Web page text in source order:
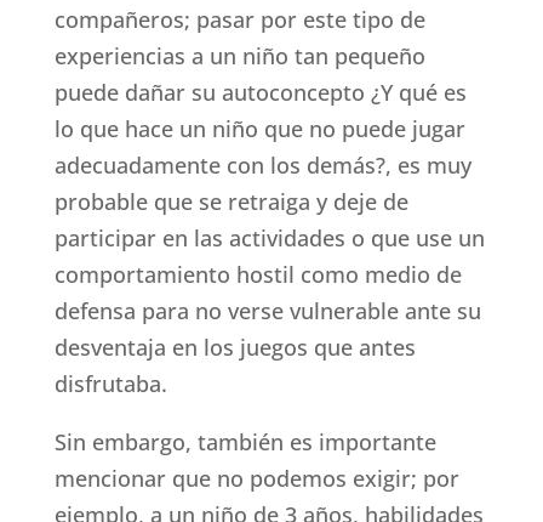
compañeros; pasar por este tipo de
experiencias a un niño tan pequeño
puede dañar su autoconcepto ¿Y qué es
lo que hace un niño que no puede jugar
adecuadamente con los demás?, es muy
probable que se retraiga y deje de
participar en las actividades o que use un
comportamiento hostil como medio de
defensa para no verse vulnerable ante su
desventaja en los juegos que antes
disfrutaba.
Sin embargo, también es importante
mencionar que no podemos exigir; por
ejemplo, a un niño de 3 años, habilidades